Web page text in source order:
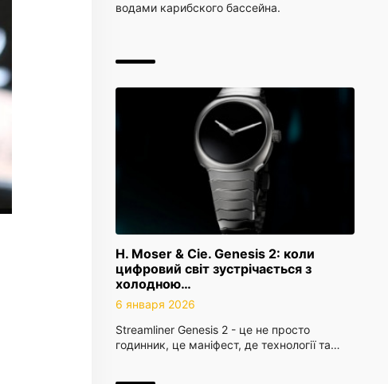
водами карибского бассейна.
H. Moser & Cie. Genesis 2: коли
цифровий світ зустрічається з
холодною…
6 января 2026
Streamliner Genesis 2 - це не просто
годинник, це маніфест, де технології та…